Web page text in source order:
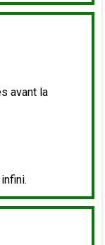
avant la